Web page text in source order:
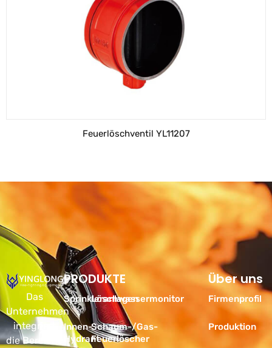
Feuerlöschventil YL11207
Das
Unternehmen
integriert
die Bereiche
PRODUKTE
Sprinkleranlagen
Innen-
Hydrant
Produkte
Löschwassermonitor
Schaum-/Gas-
Feuerlöscher
Über uns
Firmenprofil
Produktion